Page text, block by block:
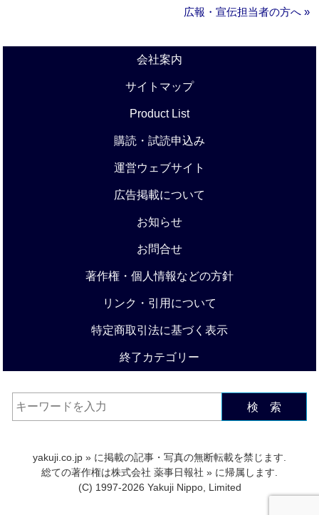
広報・宣伝担当者の方へ »
会社案内
サイトマップ
Product List
購読・試読申込み
運営ウェブサイト
広告掲載について
お知らせ
お問合せ
著作権・個人情報などの方針
リンク・引用について
特定商取引法に基づく表示
終了カテゴリー
検 索
yakuji.co.jp » に掲載の記事・写真の無断転載を禁じます.
総ての著作権は株式会社 薬事日報社 » に帰属します.
(C) 1997-2026 Yakuji Nippo, Limited